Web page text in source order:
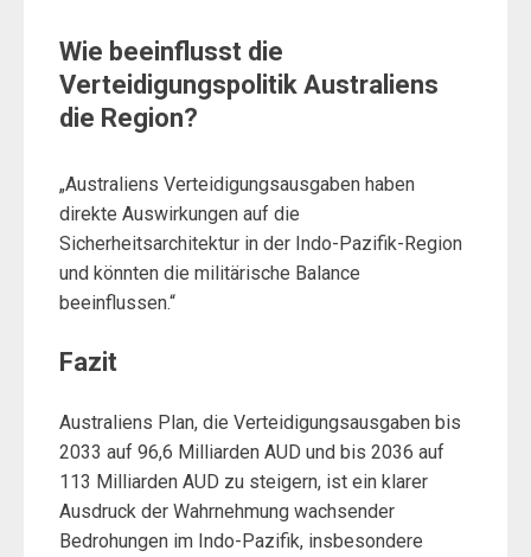
Wie beeinflusst die
Verteidigungspolitik Australiens
die Region?
„Australiens Verteidigungsausgaben haben
direkte Auswirkungen auf die
Sicherheitsarchitektur in der Indo-Pazifik-Region
und könnten die militärische Balance
beeinflussen.“
Fazit
Australiens Plan, die Verteidigungsausgaben bis
2033 auf 96,6 Milliarden AUD und bis 2036 auf
113 Milliarden AUD zu steigern, ist ein klarer
Ausdruck der Wahrnehmung wachsender
Bedrohungen im Indo-Pazifik, insbesondere